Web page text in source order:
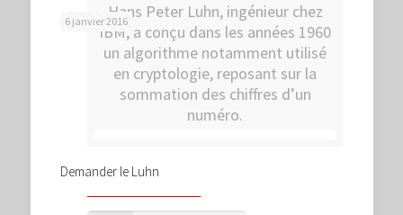
Hans Peter Luhn, ingénieur chez
IBM, a conçu dans les années 1960
un algorithme notamment utilisé
en cryptologie, reposant sur la
sommation des chiffres d’un
numéro.
6 janvier 2016
Demander le Luhn